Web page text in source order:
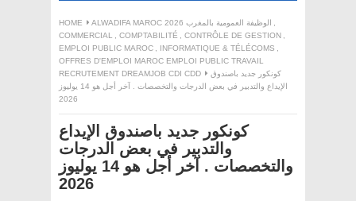
HOME ALWADIFA MAROC 2026 الوظيفة العمومية بالمغرب
,
COMMERCIAL , COMPTABILITÉ , CONTRÔLE DE GESTION ,
EMPLOI PUBLIC MAROC , INFORMATIQUE & TÉLÉCOMS ,
OFFRES D'EMPLOI MAROC EMPLOI PUBLIC TRAVAIL
RECRUTEMENT DREAMJOB CDI CDD
كونكور جديد باصندوق
الإيداع والتدبير في بعض الدرجات والتخصصات . آخر أجل هو 14 يوليوز
2026
كونكور جديد باصندوق الإيداع
والتدبير في بعض الدرجات
والتخصصات . آخر أجل هو 14 يوليوز
2026